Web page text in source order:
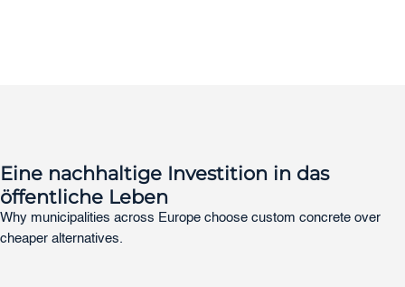
Eine nachhaltige Investition in das
öffentliche Leben
Why municipalities across Europe choose custom concrete over
cheaper alternatives.